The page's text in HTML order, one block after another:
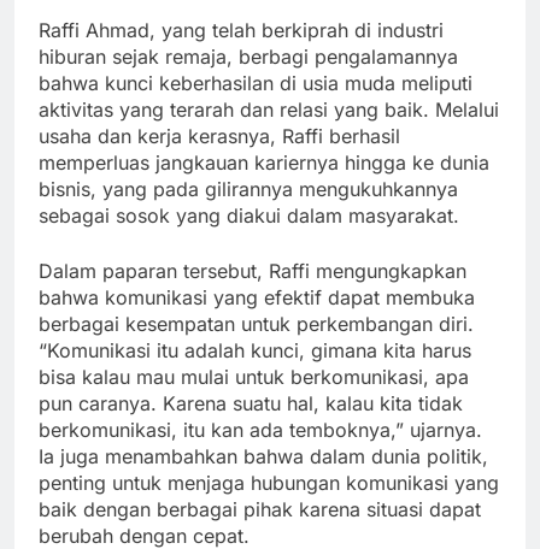
Raffi Ahmad, yang telah berkiprah di industri
hiburan sejak remaja, berbagi pengalamannya
bahwa kunci keberhasilan di usia muda meliputi
aktivitas yang terarah dan relasi yang baik. Melalui
usaha dan kerja kerasnya, Raffi berhasil
memperluas jangkauan kariernya hingga ke dunia
bisnis, yang pada gilirannya mengukuhkannya
sebagai sosok yang diakui dalam masyarakat.
Dalam paparan tersebut, Raffi mengungkapkan
bahwa komunikasi yang efektif dapat membuka
berbagai kesempatan untuk perkembangan diri.
“Komunikasi itu adalah kunci, gimana kita harus
bisa kalau mau mulai untuk berkomunikasi, apa
pun caranya. Karena suatu hal, kalau kita tidak
berkomunikasi, itu kan ada temboknya,” ujarnya.
Ia juga menambahkan bahwa dalam dunia politik,
penting untuk menjaga hubungan komunikasi yang
baik dengan berbagai pihak karena situasi dapat
berubah dengan cepat.